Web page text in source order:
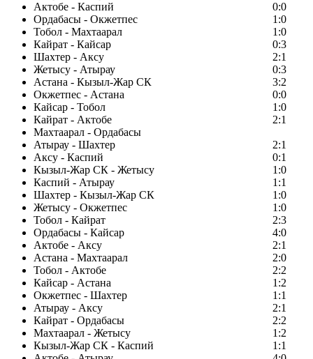
Актобе - Каспий
0:0
Ордабасы - Окжетпес
1:0
Тобол - Махтаарал
1:0
Кайрат - Кайсар
0:3
Шахтер - Аксу
2:1
Жетысу - Атырау
0:3
Астана - Кызыл-Жар СК
3:2
Окжетпес - Астана
0:0
Кайсар - Тобол
1:0
Кайрат - Актобе
2:1
Махтаарал - Ордабасы
Атырау - Шахтер
2:1
Аксу - Каспий
0:1
Кызыл-Жар СК - Жетысу
1:0
Каспий - Атырау
1:1
Шахтер - Кызыл-Жар СК
1:0
Жетысу - Окжетпес
1:0
Тобол - Кайрат
2:3
Ордабасы - Кайсар
4:0
Актобе - Аксу
2:1
Астана - Махтаарал
2:0
Тобол - Актобе
2:2
Кайсар - Астана
1:2
Окжетпес - Шахтер
1:1
Атырау - Аксу
2:1
Кайрат - Ордабасы
2:2
Махтаарал - Жетысу
1:2
Кызыл-Жар СК - Каспий
1:1